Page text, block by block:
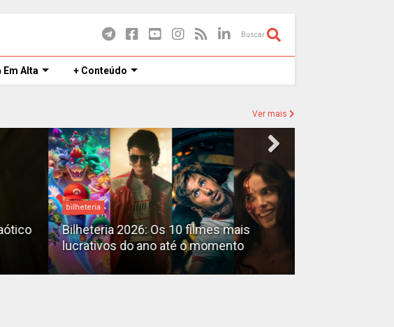
Buscar
Em Alta + Conteúdo
Ver mais
bilheteria
Bilheteria 2026: Os 10 filmes mais
lucrativos do ano até o momento